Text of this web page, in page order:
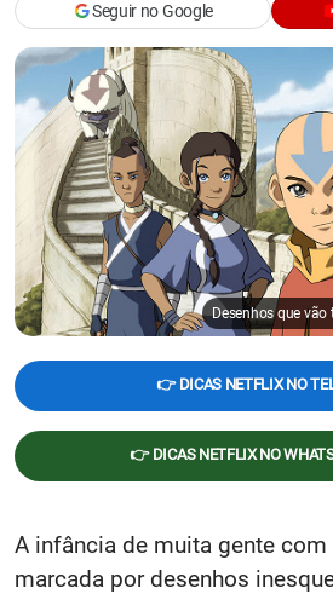
Seguir no Google
Desenhos que
👉 DICAS NETFLIX NO
👉 DICAS NETFLIX NO
A infância de muita gente
marcada por desenhos